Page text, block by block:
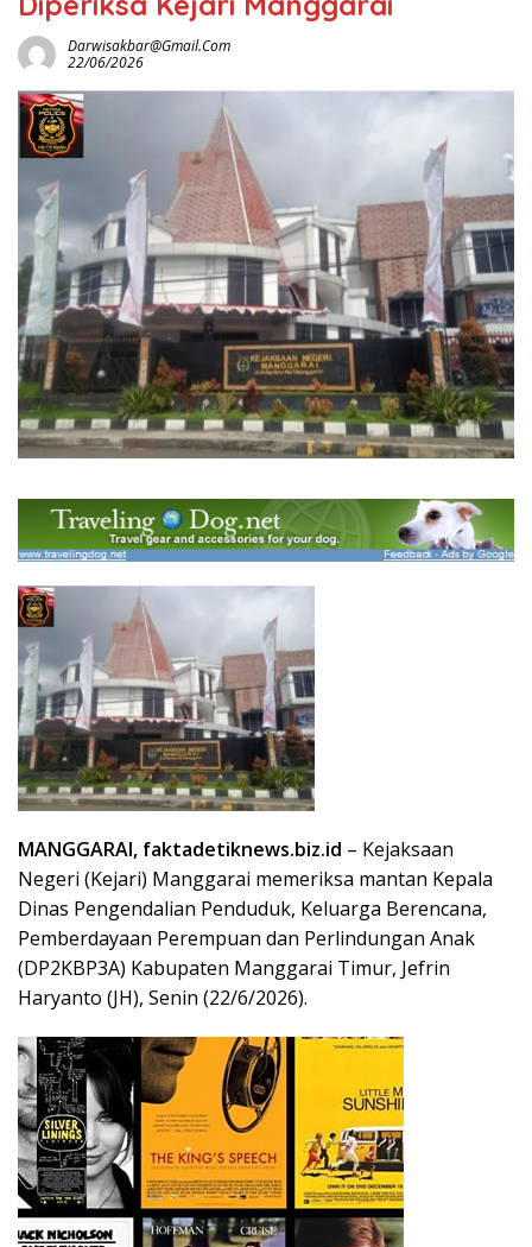
Darwisakbar@gmail.com
22/06/2026
MANGGARAI, faktadetiknews.biz.id – Kejaksaan
Negeri (Kejari) Manggarai memeriksa mantan Kepala
Dinas Pengendalian Penduduk, Keluarga Berencana,
Pemberdayaan Perempuan dan Perlindungan Anak
(DP2KBP3A) Kabupaten Manggarai Timur, Jefrin
Haryanto (JH), Senin (22/6/2026).